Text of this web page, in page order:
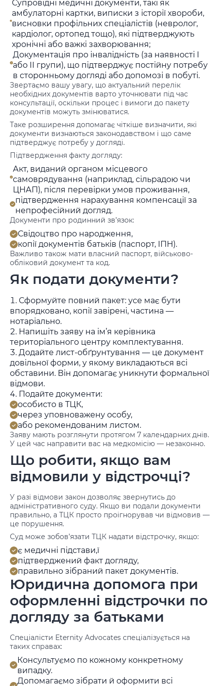
Супровідні медичні документи, такі як
амбулаторні картки, виписки з історії хвороби,
висновки профільних спеціалістів (невролог,
кардіолог, ортопед тощо), які підтверджують
хронічні або важкі захворювання;
Документація про інвалідність (за наявності I
або II групи), що підтверджує постійну потребу
в сторонньому догляді або допомозі в побуті.
Звертаємо вашу увагу, що актуальний перелік
необхідних документів варто уточнювати під час
консультації, оскільки процес і вимоги до пакету
документів можуть змінюватися.
Таке розширення допомагає чіткіше визначити, які
документи визнаються законодавством і що саме
підтверджує потребу у догляді.
Підтвердження факту догляду:
Акт, виданий органом місцевого
самоврядування (наприклад, сільрадою чи
ЦНАП), після перевірки умов проживання,
підтвердження нарахування компенсації за
непрофесійний догляд.
Документи про родинний зв’язок:
Свідоцтво про народження,
копії документів батьків (паспорт, ІПН).
Важливо також мати власний паспорт, військово-
обліковий документ та код.
Як подати документи?
Сформуйте повний пакет: усе має бути
впорядковано, копії завірені, частина —
нотаріально.
Напишіть заяву на ім’я керівника
територіального центру комплектування.
Додайте лист-обґрунтування — це документ
довільної форми, у якому викладаються всі
обставини. Він допомагає уникнути формальної
відмови.
Подайте документи:
особисто в ТЦК,
через уповноважену особу,
або рекомендованим листом.
Заяву мають розглянути протягом 7 календарних днів.
У цей час направити вас на медкомісію — незаконно.
Що робити, якщо вам
відмовили у відстрочці?
У разі відмови закон дозволяє звернутись до
адміністративного суду. Якщо ви подали документи
правильно, а ТЦК просто проігнорував чи відмовив —
це порушення.
Суд може зобов’язати ТЦК надати відстрочку, якщо:
є медичні підстави,ї
підтверджений факт догляду,
правильно зібраний пакет документів.
Юридична допомога при
оформленні відстрочки по
догляду за батьками
Спеціалісти Eternity Advocates спеціалізується на
таких справах:
Консультуємо по кожному конкретному
випадку.
Допомагаємо зібрати й оформити всі